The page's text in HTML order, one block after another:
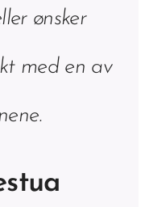
ønsker
med en av